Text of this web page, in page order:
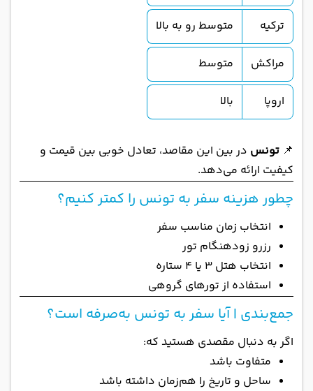
ترکیه متوسط رو به بالا
مراکش متوسط
اروپا بالا
📌 تونس در بین این مقاصد، تعادل خوبی بین قیمت و
کیفیت ارائه می‌دهد.
چطور هزینه سفر به تونس را کمتر کنیم؟
انتخاب زمان مناسب سفر
رزرو زودهنگام تور
انتخاب هتل 3 یا 4 ستاره
استفاده از تورهای گروهی
جمع‌بندی | آیا سفر به تونس به‌صرفه است؟
اگر به دنبال مقصدی هستید که:
متفاوت باشد
ساحل و تاریخ را هم‌زمان داشته باشد